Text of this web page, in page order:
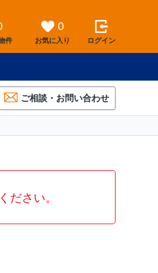
件
0
お気に入り ログイン
ご相談・お問い合わせ
ださい。